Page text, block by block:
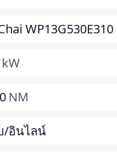
WP13G530E310
kW
NM
/อินไลน์